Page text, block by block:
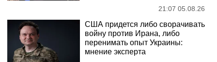
21:07 05.08.26
США придется либо сворачивать
войну против Ирана, либо
перенимать опыт Украины:
мнение эксперта